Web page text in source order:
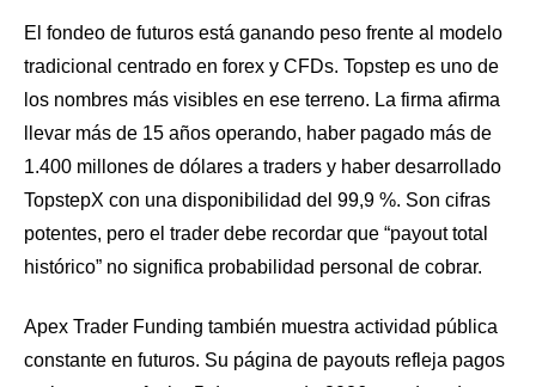
El fondeo de futuros está ganando peso frente al modelo
tradicional centrado en forex y CFDs. Topstep es uno de
los nombres más visibles en ese terreno. La firma afirma
llevar más de 15 años operando, haber pagado más de
1.400 millones de dólares a traders y haber desarrollado
TopstepX con una disponibilidad del 99,9 %. Son cifras
potentes, pero el trader debe recordar que “payout total
histórico” no significa probabilidad personal de cobrar.
Apex Trader Funding también muestra actividad pública
constante en futuros. Su página de payouts refleja pagos